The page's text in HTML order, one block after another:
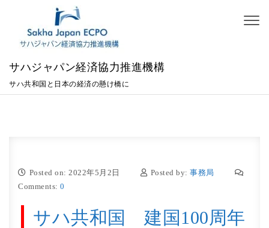
Skip to content
サハジャパン経済協力推進機構
サハ共和国と日本の経済の懸け橋に
Posted on: 2022年5月2日 Posted by: 事務局
Comments: 0
サハ共和国 建国100周年